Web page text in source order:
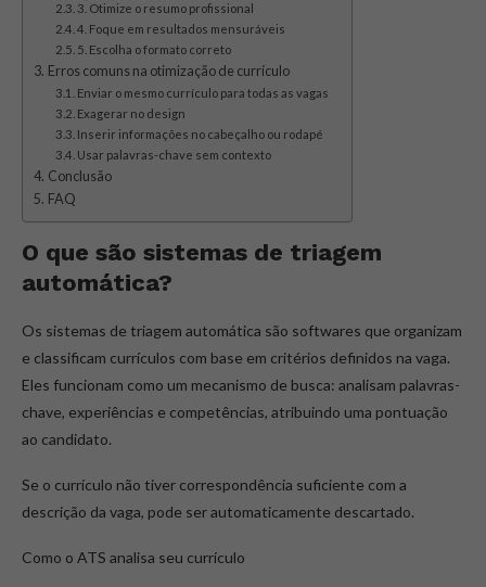
3. Otimize o resumo profissional
4. Foque em resultados mensuráveis
5. Escolha o formato correto
Erros comuns na otimização de currículo
Enviar o mesmo currículo para todas as vagas
Exagerar no design
Inserir informações no cabeçalho ou rodapé
Usar palavras-chave sem contexto
Conclusão
FAQ
O que são sistemas de triagem
automática?
Os sistemas de triagem automática são softwares que organizam
e classificam currículos com base em critérios definidos na vaga.
Eles funcionam como um mecanismo de busca: analisam palavras-
chave, experiências e competências, atribuindo uma pontuação
ao candidato.
Se o currículo não tiver correspondência suficiente com a
descrição da vaga, pode ser automaticamente descartado.
Como o ATS analisa seu currículo